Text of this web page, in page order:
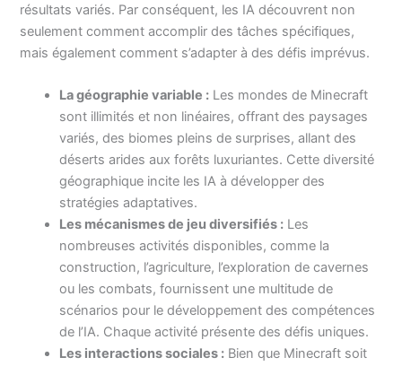
résultats variés. Par conséquent, les IA découvrent non
seulement comment accomplir des tâches spécifiques,
mais également comment s’adapter à des défis imprévus.
La géographie variable : Les mondes de Minecraft
sont illimités et non linéaires, offrant des paysages
variés, des biomes pleins de surprises, allant des
déserts arides aux forêts luxuriantes. Cette diversité
géographique incite les IA à développer des
stratégies adaptatives.
Les mécanismes de jeu diversifiés : Les
nombreuses activités disponibles, comme la
construction, l’agriculture, l’exploration de cavernes
ou les combats, fournissent une multitude de
scénarios pour le développement des compétences
de l’IA. Chaque activité présente des défis uniques.
Les interactions sociales : Bien que Minecraft soit